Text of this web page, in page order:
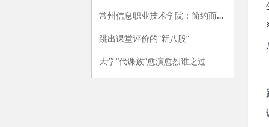
常州信息职业技术学院：简约而不简单的思政课
跳出课堂评价的“新八股”
大学“代课族”愈演愈烈谁之过